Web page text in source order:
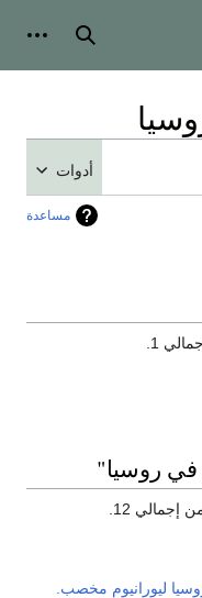
بحث
أدوات
مساعدة
1.
ليورانيوم مخصب.